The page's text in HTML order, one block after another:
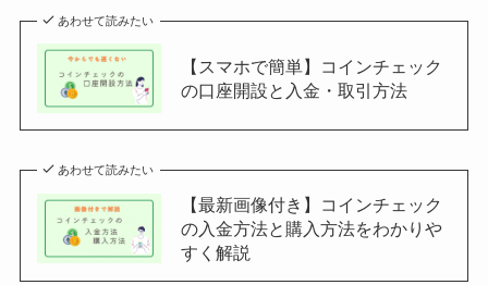
あわせて読みたい
【スマホで簡単】コインチェック
の口座開設と入金・取引方法
あわせて読みたい
【最新画像付き】コインチェック
の入金方法と購入方法をわかりや
すく解説